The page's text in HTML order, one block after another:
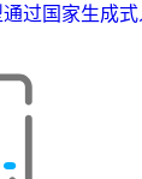
过国家生成